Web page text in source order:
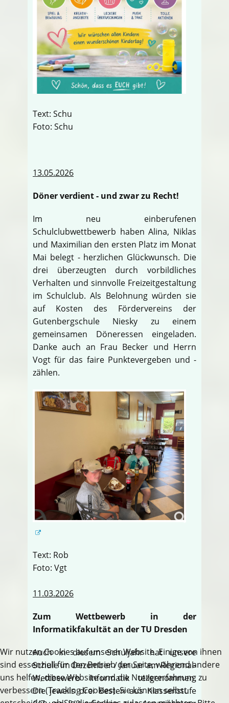
Text: Schu
Foto: Schu
13.05.2026
Döner verdient - und zwar zu Recht!
Im neu einberufenen
Schulclubwettbewerb haben Alina, Niklas
und Maximilian den ersten Platz im Monat
Mai belegt - herzlichen Glückwunsch. Die
drei überzeugten durch vorbildliches
Verhalten und sinnvolle Freizeitgestaltung
im Schulclub. Als Belohnung würden sie
auf Kosten des Fördervereins der
Gutenbergschule Niesky zu einem
gemeinsamen Döneressen eingeladen.
Danke auch an Frau Becker und Herrn
Vogt für das faire Punktevergeben und -
zählen.
Text: Rob
Foto: Vgt
11.03.2026
Zum Wettbewerb in der
Informatikfakultät an der TU Dresden
Auch in diesem Schuljahr hat unsere
Schule im Dezember / Januar am Regional-
Wettbewerb Informatik teilgenommen.
Die jeweils drei Besten aus Klassenstufe
Wir nutzen Cookies auf unserer Website. Einige von ihnen
sind essenziell für den Betrieb der Seite, während andere
uns helfen, diese Website und die Nutzererfahrung zu
verbessern (Tracking Cookies). Sie können selbst